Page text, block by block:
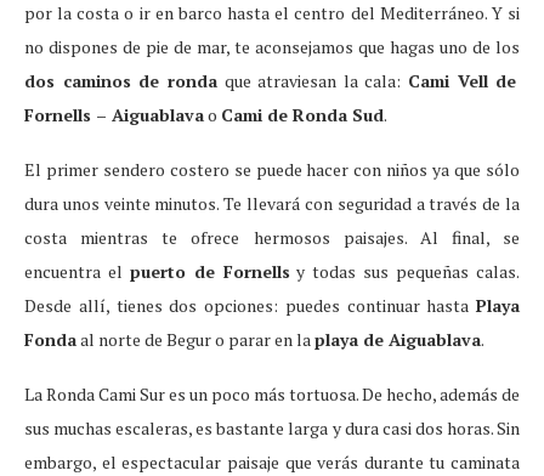
por la costa o ir en barco hasta el centro del Mediterráneo. Y si
no dispones de pie de mar, te aconsejamos que hagas uno de los
dos caminos de rondaque atraviesan la cala: Cami Vell de
Fornells – Aiguablavao Cami de Ronda Sud.
El primer sendero costero se puede hacer con niños ya que sólo
dura unos veinte minutos. Te llevará con seguridad a través de la
costa mientras te ofrece hermosos paisajes. Al final, se
encuentra el puerto de Fornells y todas sus pequeñas calas.
Desde allí, tienes dos opciones: puedes continuar hasta Playa
Fondaal norte de Begur o parar en laplaya de Aiguablava.
La Ronda Cami Sur es un poco más tortuosa. De hecho, además de
sus muchas escaleras, es bastante larga y dura casi dos horas. Sin
embargo, el espectacular paisaje que verás durante tu caminata